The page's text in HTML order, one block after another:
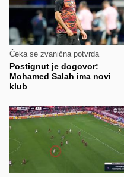
Čeka se zvanična potvrda
Postignut je dogovor:
Mohamed Salah ima novi
klub